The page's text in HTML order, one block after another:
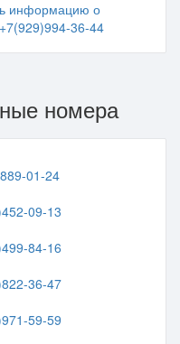
информацию о
36-44
номера
01-24
09-13
84-16
36-47
59-59